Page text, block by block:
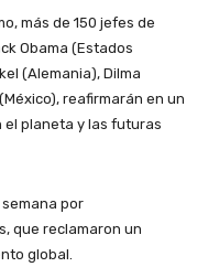
más de 150 jefes de
Obama (Estados
(Alemania), Dilma
reafirmarán en un
el planeta y las futuras
por
que reclamaron un
global.